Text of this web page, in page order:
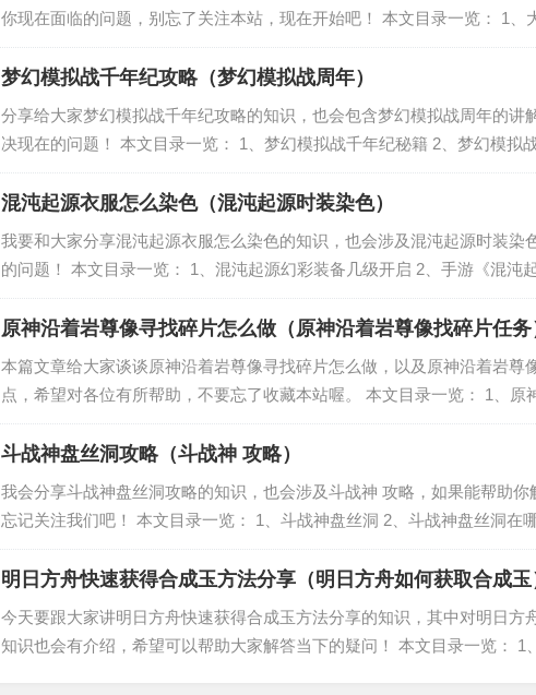
你现在面临的问题，别忘了关注本站，现在开始吧！ 本文目录一览： 1、
大话西游2新区卖身杀称详细攻略有哪些？ 3、大话西游2称谓怎么过? 大
游2过称攻略...
梦幻模拟战千年纪攻略（梦幻模拟战周年）
分享给大家梦幻模拟战千年纪攻略的知识，也会包含梦幻模拟战周年的讲
决现在的问题！ 本文目录一览： 1、梦幻模拟战千年纪秘籍 2、梦幻模拟
模拟战千年纪怎么玩 4、梦幻模拟战千年纪详细攻略高手们帮帮忙啦
我以前的...
混沌起源衣服怎么染色（混沌起源时装染色）
我要和大家分享混沌起源衣服怎么染色的知识，也会涉及混沌起源时装染
的问题！ 本文目录一览： 1、混沌起源幻彩装备几级开启 2、手游《混沌
的小姐姐不能创建吗？ 3、混沌起源前期氪金买什么比较好？ 混沌起源幻
源装备开启条件：——...
原神沿着岩尊像寻找碎片怎么做（原神沿着岩尊像找碎片任务
本篇文章给大家谈谈原神沿着岩尊像寻找碎片怎么做，以及原神沿着岩尊
点，希望对各位有所帮助，不要忘了收藏本站喔。 本文目录一览： 1、原
亮顺序 2、原神岩尊像在哪 3、沿着岩尊像寻找碎片任务怎么完成 4、原
么打开结界 原神古...
斗战神盘丝洞攻略（斗战神 攻略）
我会分享斗战神盘丝洞攻略的知识，也会涉及斗战神 攻略，如果能帮助你
忘记关注我们吧！ 本文目录一览： 1、斗战神盘丝洞 2、斗战神盘丝洞在
级怎么打 4、斗战神高级盘丝怎么打 高级盘丝洞打法篇 5、斗战神初级盘
任务啊...
明日方舟快速获得合成玉方法分享（明日方舟如何获取合成玉
今天要跟大家讲明日方舟快速获得合成玉方法分享的知识，其中对明日方
知识也会有介绍，希望可以帮助大家解答当下的疑问！ 本文目录一览： 1